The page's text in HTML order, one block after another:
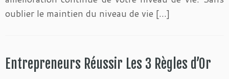
oublier le maintien du niveau de vie […]
Entrepreneurs Réussir Les 3 Règles d’Or